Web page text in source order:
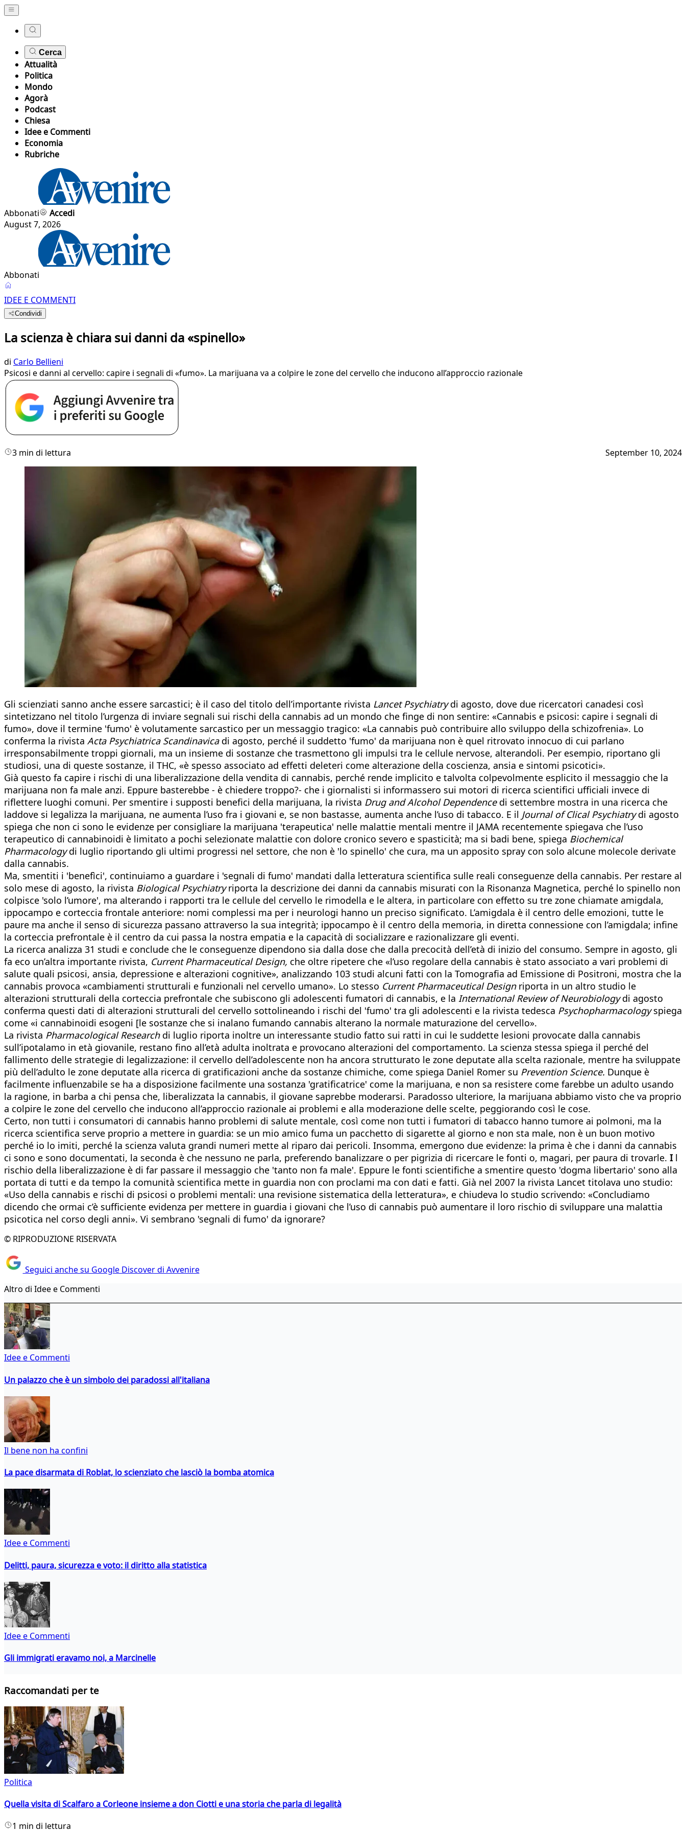
Cerca
Attualità
Politica
Mondo
Agorà
Podcast
Chiesa
Idee e Commenti
Economia
Rubriche
Abbonati
Accedi
August 7, 2026
Abbonati
IDEE E COMMENTI
Condividi
La scienza è chiara sui danni da «spinello»
di Carlo Bellieni
Psicosi e danni al cervello: capire i segnali di «fumo». La marijuana va a colpire le zone del cervello che inducono all’approccio razionale
3 min di lettura September 10, 2024
Gli scienziati sanno anche essere sarcastici; è il caso del titolo dell’importante rivista Lancet Psychiatrydi agosto, dove due ricercatori canadesi così
sintetizzano nel titolo l’urgenza di inviare segnali sui rischi della cannabis ad un mondo che finge di non sentire: «Cannabis e psicosi: capire i segnali di
fumo», dove il termine 'fumo' è volutamente sarcastico per un messaggio tragico: «La cannabis può contribuire allo sviluppo della schizofrenia». Lo
conferma la rivista Acta Psychiatrica Scandinavicadi agosto, perché il suddetto 'fumo' da marijuana non è quel ritrovato innocuo di cui parlano
irresponsabilmente troppi giornali, ma un insieme di sostanze che trasmettono gli impulsi tra le cellule nervose, alterandoli. Per esempio, riportano gli
studiosi, una di queste sostanze, il THC, «è spesso associato ad effetti deleteri come alterazione della coscienza, ansia e sintomi psicotici».
Già questo fa capire i rischi di una liberalizzazione della vendita di cannabis, perché rende implicito e talvolta colpevolmente esplicito il messaggio che la
marijuana non fa male anzi. Eppure basterebbe - è chiedere troppo?- che i giornalisti si informassero sui motori di ricerca scientifici ufficiali invece di
riflettere luoghi comuni. Per smentire i supposti benefici della marijuana, la rivista Drug and Alcohol Dependencedi settembre mostra in una ricerca che
laddove si legalizza la marijuana, ne aumenta l’uso fra i giovani e, se non bastasse, aumenta anche l’uso di tabacco. E il Journal of Clical Psychiatrydi agosto
spiega che non ci sono le evidenze per consigliare la marijuana 'terapeutica' nelle malattie mentali mentre il JAMA recentemente spiegava che l’uso
terapeutico di cannabinoidi è limitato a pochi selezionate malattie con dolore cronico severo e spasticità; ma si badi bene, spiega Biochemical
Pharmacologydi luglio riportando gli ultimi progressi nel settore, che non è 'lo spinello' che cura, ma un apposito spray con solo alcune molecole derivate
dalla cannabis.
Ma, smentiti i 'benefìci', continuiamo a guardare i 'segnali di fumo' mandati dalla letteratura scientifica sulle reali conseguenze della cannabis. Per restare al
solo mese di agosto, la rivista Biological Psychiatryriporta la descrizione dei danni da cannabis misurati con la Risonanza Magnetica, perché lo spinello non
colpisce 'solo l’umore', ma alterando i rapporti tra le cellule del cervello le rimodella e le altera, in particolare con effetto su tre zone chiamate amigdala,
ippocampo e corteccia frontale anteriore: nomi complessi ma per i neurologi hanno un preciso significato. L’amigdala è il centro delle emozioni, tutte le
paure ma anche il senso di sicurezza passano attraverso la sua integrità; ippocampo è il centro della memoria, in diretta connessione con l’amigdala; infine
la corteccia prefrontale è il centro da cui passa la nostra empatia e la capacità di socializzare e razionalizzare gli eventi.
La ricerca analizza 31 studi e conclude che le conseguenze dipendono sia dalla dose che dalla precocità dell’età di inizio del consumo. Sempre in agosto, gli
fa eco un’altra importante rivista, Current Pharmaceutical Design, che oltre ripetere che «l’uso regolare della cannabis è stato associato a vari problemi di
salute quali psicosi, ansia, depressione e alterazioni cognitive», analizzando 103 studi alcuni fatti con la Tomografia ad Emissione di Positroni, mostra che la
cannabis provoca «cambiamenti strutturali e funzionali nel cervello umano». Lo stesso Current Pharmaceutical Designriporta in un altro studio le
alterazioni strutturali della corteccia prefrontale che subiscono gli adolescenti fumatori di cannabis, e la International Review of Neurobiologydi agosto
conferma questi dati di alterazioni strutturali del cervello sottolineando i rischi del 'fumo' tra gli adolescenti e la rivista tedesca Psychopharmacologyspiega
come «i cannabinoidi esogeni [le sostanze che si inalano fumando cannabis alterano la normale maturazione del cervello».
La rivista Pharmacological Researchdi luglio riporta inoltre un interessante studio fatto sui ratti in cui le suddette lesioni provocate dalla cannabis
sull’ipotalamo in età giovanile, restano fino all’età adulta inoltrata e provocano alterazioni del comportamento. La scienza stessa spiega il perché del
fallimento delle strategie di legalizzazione: il cervello dell’adolescente non ha ancora strutturato le zone deputate alla scelta razionale, mentre ha sviluppate
più dell’adulto le zone deputate alla ricerca di gratificazioni anche da sostanze chimiche, come spiega Daniel Romer su Prevention Science. Dunque è
facilmente influenzabile se ha a disposizione facilmente una sostanza 'gratificatrice' come la marijuana, e non sa resistere come farebbe un adulto usando
la ragione, in barba a chi pensa che, liberalizzata la cannabis, il giovane saprebbe moderarsi. Paradosso ulteriore, la marijuana abbiamo visto che va proprio
a colpire le zone del cervello che inducono all’approccio razionale ai problemi e alla moderazione delle scelte, peggiorando così le cose.
Certo, non tutti i consumatori di cannabis hanno problemi di salute mentale, così come non tutti i fumatori di tabacco hanno tumore ai polmoni, ma la
ricerca scientifica serve proprio a mettere in guardia: se un mio amico fuma un pacchetto di sigarette al giorno e non sta male, non è un buon motivo
perché io lo imiti, perché la scienza valuta grandi numeri mette al riparo dai pericoli. Insomma, emergono due evidenze: la prima è che i danni da cannabis
ci sono e sono documentati, la seconda è che nessuno ne parla, preferendo banalizzare o per pigrizia di ricercare le fonti o, magari, per paura di trovarle. Il
rischio della liberalizzazione è di far passare il messaggio che 'tanto non fa male'. Eppure le fonti scientifiche a smentire questo 'dogma libertario' sono alla
portata di tutti e da tempo la comunità scientifica mette in guardia non con proclami ma con dati e fatti. Già nel 2007 la rivista Lancet titolava uno studio:
«Uso della cannabis e rischi di psicosi o problemi mentali: una revisione sistematica della letteratura», e chiudeva lo studio scrivendo: «Concludiamo
dicendo che ormai c’è sufficiente evidenza per mettere in guardia i giovani che l’uso di cannabis può aumentare il loro rischio di sviluppare una malattia
psicotica nel corso degli anni». Vi sembrano 'segnali di fumo' da ignorare?
© RIPRODUZIONE RISERVATA
Seguici anche su Google Discover di Avvenire
Altro di Idee e Commenti
Idee e Commenti
Un palazzo che è un simbolo dei paradossi all'italiana
Il bene non ha confini
La pace disarmata di Roblat, lo scienziato che lasciò la bomba atomica
Idee e Commenti
Delitti, paura, sicurezza e voto: il diritto alla statistica
Idee e Commenti
Gli immigrati eravamo noi, a Marcinelle
Raccomandati per te
Politica
Quella visita di Scalfaro a Corleone insieme a don Ciotti e una storia che parla di legalità
1 min di lettura